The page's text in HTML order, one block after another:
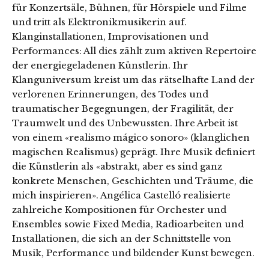
für Konzertsäle, Bühnen, für Hörspiele und Filme
und tritt als Elektronikmusikerin auf.
Klanginstallationen, Improvisationen und
Performances: All dies zählt zum aktiven Repertoire
der energiegeladenen Künstlerin. Ihr
Klanguniversum kreist um das rätselhafte Land der
verlorenen Erinnerungen, des Todes und
traumatischer Begegnungen, der Fragilität, der
Traumwelt und des Unbewussten. Ihre Arbeit ist
von einem «realismo mágico sonoro» (klanglichen
magischen Realismus) geprägt. Ihre Musik definiert
die Künstlerin als «abstrakt, aber es sind ganz
konkrete Menschen, Geschichten und Träume, die
mich inspirieren». Angélica Castelló realisierte
zahlreiche Kompositionen für Orchester und
Ensembles sowie Fixed Media, Radioarbeiten und
Installationen, die sich an der Schnittstelle von
Musik, Performance und bildender Kunst bewegen.